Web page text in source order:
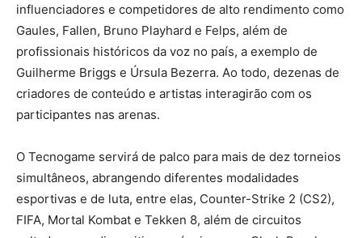
influenciadores e competidores de alto rendimento como
Gaules, Fallen, Bruno Playhard e Felps, além de
profissionais históricos da voz no país, a exemplo de
Guilherme Briggs e Úrsula Bezerra. Ao todo, dezenas de
criadores de conteúdo e artistas interagirão com os
participantes nas arenas.
O Tecnogame servirá de palco para mais de dez torneios
simultâneos, abrangendo diferentes modalidades
esportivas e de luta, entre elas, Counter-Strike 2 (CS2),
FIFA, Mortal Kombat e Tekken 8, além de circuitos